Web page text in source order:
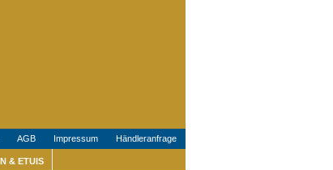
AGB Impressum Händleranfrage
& ETUIS